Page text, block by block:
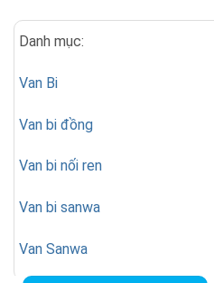
Danh mục:
Van Bi
Van bi đồng
Van bi nối ren
Van bi sanwa
Van Sanwa